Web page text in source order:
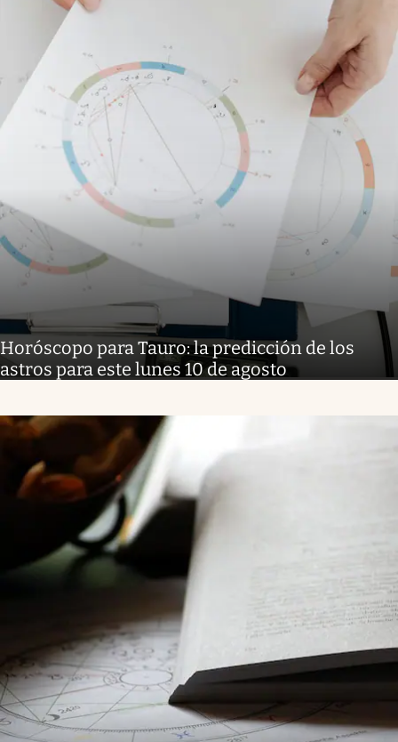
Horóscopo para Tauro: la predicción de los
astros para este lunes 10 de agosto